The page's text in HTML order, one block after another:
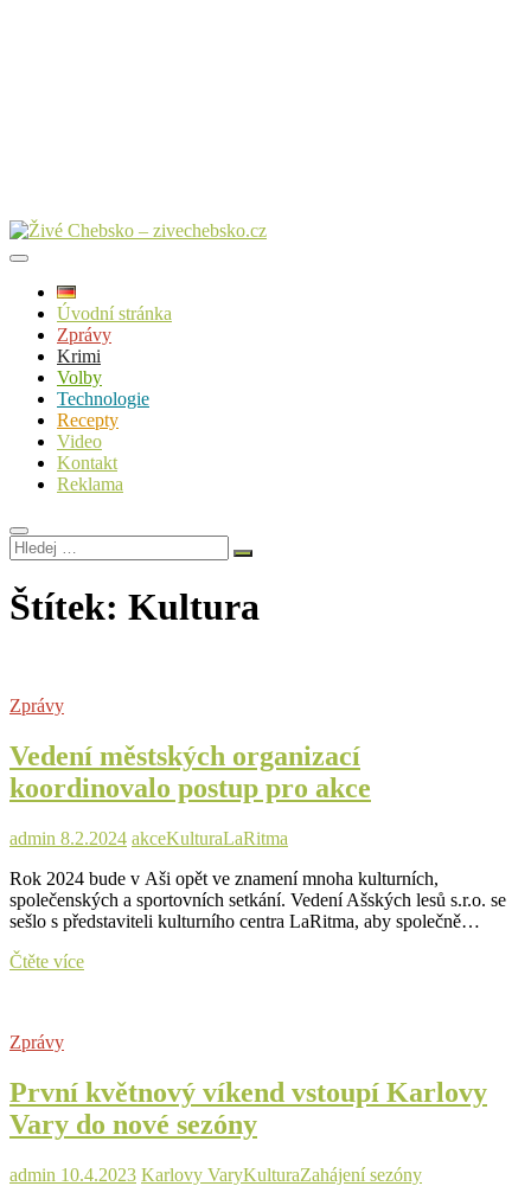
Úvodní stránka
Zprávy
Krimi
Volby
Technologie
Recepty
Video
Kontakt
Reklama
Hledej
…
Štítek: Kultura
Zprávy
Vedení městských organizací
koordinovalo postup pro akce
admin 8.2.2024 akceKulturaLaRitma
Rok 2024 bude v Aši opět ve znamení mnoha kulturních,
společenských a sportovních setkání. Vedení Ašských lesů s.r.o. se
sešlo s představiteli kulturního centra LaRitma, aby společně…
Čtěte víceVedení
akce
Zprávy
První květnový víkend vstoupí Karlovy
Vary do nové sezóny
admin 10.4.2023 Karlovy VaryKulturaZahájení sezóny